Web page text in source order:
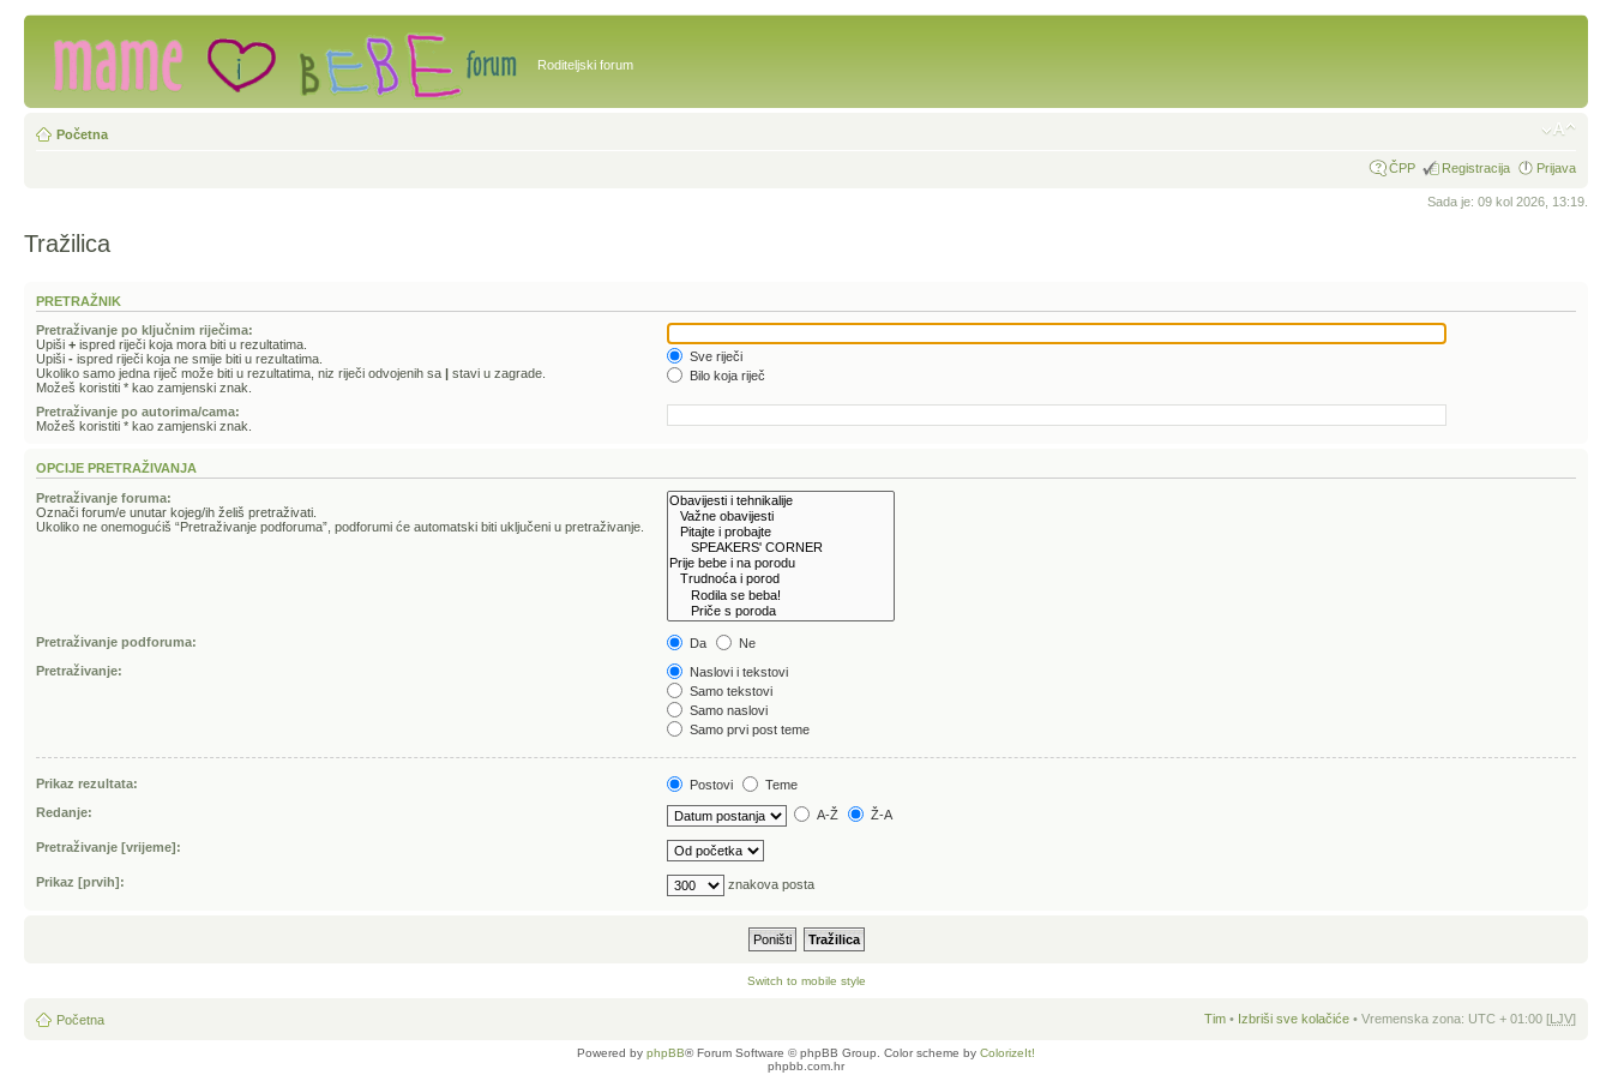
Roditeljski forum
Početna
ČPP Registracija Prijava
Sada je: 09 kol 2026, 13:19.
Tražilica
PRETRAŽNIK
Pretraživanje po ključnim riječima:
Upiši + ispred riječi koja mora biti u rezultatima.
Upiši - ispred riječi koja ne smije biti u rezultatima.
Ukoliko samo jedna riječ može biti u rezultatima, niz riječi odvojenih sa | stavi u zagrade.
Možeš koristiti * kao zamjenski znak.
Sve riječi
Bilo koja riječ
Pretraživanje po autorima/cama:
Možeš koristiti * kao zamjenski znak.
OPCIJE PRETRAŽIVANJA
Pretraživanje foruma:
Označi forum/e unutar kojeg/ih želiš pretraživati.
Ukoliko ne onemogućiš “Pretraživanje podforuma”, podforumi će automatski biti uključeni u pretraživanje.
Pretraživanje podforuma: Da
Ne
Pretraživanje:
Naslovi i tekstovi
Samo tekstovi
Samo naslovi
Samo prvi post teme
Prikaz rezultata: Postovi
Teme
Redanje:
A-Ž Ž-A
Pretraživanje [vrijeme]:
Prikaz [prvih]: znakova posta
Switch to mobile style
Početna Tim • Izbriši sve kolačiće • Vremenska zona: UTC + 01:00 [LJV]
Powered by phpBB® Forum Software © phpBB Group. Color scheme by ColorizeIt!
phpbb.com.hr